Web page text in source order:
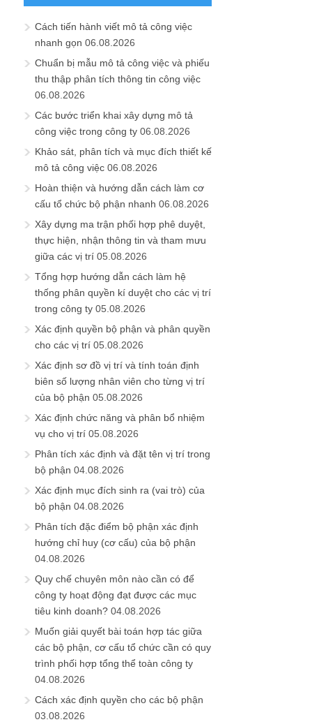
Cách tiến hành viết mô tả công việc
nhanh gọn 06.08.2026
Chuẩn bị mẫu mô tả công việc và phiếu
thu thập phân tích thông tin công việc
06.08.2026
Các bước triển khai xây dựng mô tả
công việc trong công ty 06.08.2026
Khảo sát, phân tích và mục đích thiết kế
mô tả công việc 06.08.2026
Hoàn thiện và hướng dẫn cách làm cơ
cấu tổ chức bộ phận nhanh 06.08.2026
Xây dựng ma trận phối hợp phê duyệt,
thực hiện, nhận thông tin và tham mưu
giữa các vị trí 05.08.2026
Tổng hợp hướng dẫn cách làm hệ
thống phân quyền kí duyệt cho các vị trí
trong công ty 05.08.2026
Xác định quyền bộ phận và phân quyền
cho các vị trí 05.08.2026
Xác định sơ đồ vị trí và tính toán định
biên số lượng nhân viên cho từng vị trí
của bộ phận 05.08.2026
Xác định chức năng và phân bổ nhiệm
vụ cho vị trí 05.08.2026
Phân tích xác định và đặt tên vị trí trong
bộ phận 04.08.2026
Xác định mục đích sinh ra (vai trò) của
bộ phận 04.08.2026
Phân tích đặc điểm bộ phận xác định
hướng chỉ huy (cơ cấu) của bộ phận
04.08.2026
Quy chế chuyên môn nào cần có để
công ty hoạt động đạt được các mục
tiêu kinh doanh? 04.08.2026
Muốn giải quyết bài toán hợp tác giữa
các bộ phận, cơ cấu tổ chức cần có quy
trình phối hợp tổng thể toàn công ty
04.08.2026
Cách xác định quyền cho các bộ phận
03.08.2026